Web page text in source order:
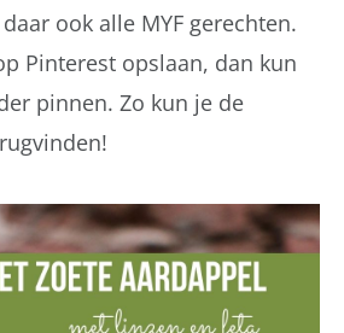
ook alle MYF gerechten.
Pinterest opslaan, dan kun
pinnen. Zo kun je de